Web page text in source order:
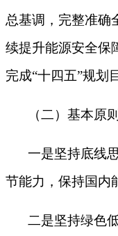
总基调，完整准确
续提升能源安全保
完成“十四五”规划
（二）基本原则
一是坚持底线
节能力，保持国内
二是坚持绿色